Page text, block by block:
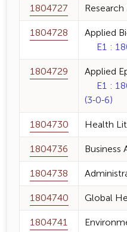
1804727
1804728
Applied
E1 :
1804729
Applied
E1 :
(3-0-6)
1804730
Health
1804736
Business
1804738
1804740
Global
1804741